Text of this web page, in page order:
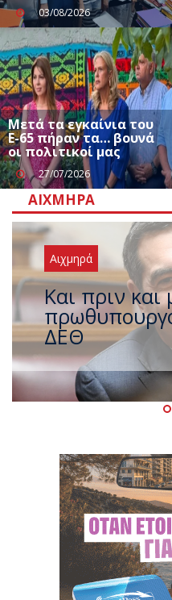
03/08/2026
Μετά τα εγκαίνια του
Ε-65 πήραν τα… βουνά
οι πολιτικοί μας
27/07/2026
ΑΙΧΜΗΡΆ
Αιχμηρά
Έρχεται νέο
ζέστης με
– Ο καιρός